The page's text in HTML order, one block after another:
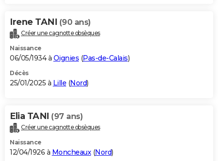
Irene TANI (90 ans)
Créer une cagnotte obsèques
Naissance
06/05/1934 à Oignies (Pas-de-Calais)
Décès
25/01/2025 à Lille (Nord)
Elia TANI (97 ans)
Créer une cagnotte obsèques
Naissance
12/04/1926 à Moncheaux(Nord)